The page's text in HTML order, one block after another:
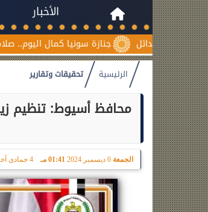
الأخبار
جنازة سونيا كمال اليوم.. صلاة الظهر في
الرئيسية تحقيقات وتقارير
محافظ أسيوط: تنظيم
الجمعة 6 ديسمبر 2024 01:41 مـ 4 جمادى آخر 1446